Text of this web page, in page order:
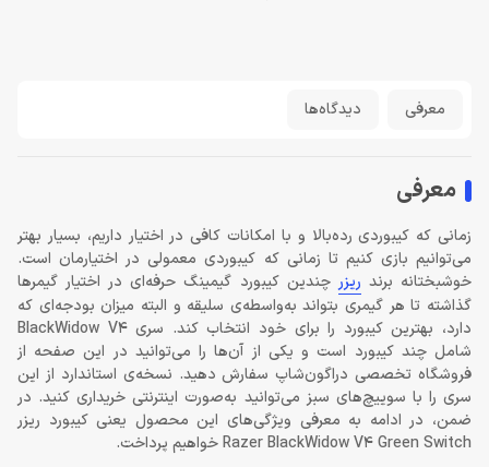
معرفی دیدگاه‌ها
معرفی
زمانی که کیبوردی رده‌بالا و با امکانات کافی در اختیار داریم، بسیار بهتر
می‌توانیم بازی کنیم تا زمانی که کیبوردی معمولی در اختیارمان است.
خوشبختانه برند ریزر چندین کیبورد گیمینگ حرفه‌ای در اختیار گیمرها
گذاشته تا هر گیمری بتواند به‌واسطه‌ی سلیقه و البته میزان بودجه‌ای که
دارد، بهترین کیبورد را برای خود انتخاب کند. سری BlackWidow V4
شامل چند کیبورد است و یکی از آن‌ها را می‌توانید در این صفحه از
فروشگاه تخصصی دراگون‌شاپ سفارش دهید. نسخه‌ی استاندارد از این
سری را با سوییچ‌های سبز می‌توانید به‌صورت اینترنتی خریداری کنید. در
ضمن، در ادامه به معرفی ویژگی‌های این محصول یعنی کیبورد ریزر
Razer BlackWidow V4 Green Switch خواهیم پرداخت.